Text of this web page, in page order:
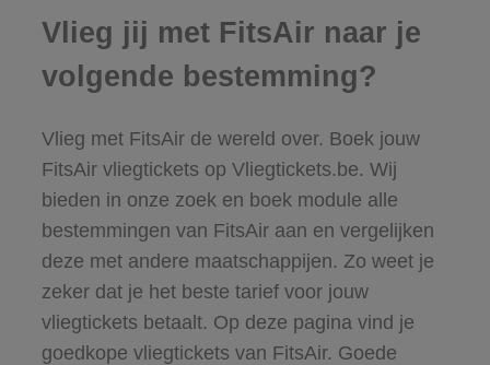
Vlieg jij met FitsAir naar je
volgende bestemming?
Vlieg met FitsAir de wereld over. Boek jouw
FitsAir vliegtickets op Vliegtickets.be. Wij
bieden in onze zoek en boek module alle
bestemmingen van FitsAir aan en vergelijken
deze met andere maatschappijen. Zo weet je
zeker dat je het beste tarief voor jouw
vliegtickets betaalt. Op deze pagina vind je
goedkope vliegtickets van FitsAir. Goede